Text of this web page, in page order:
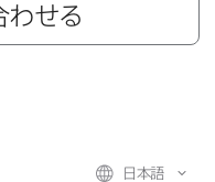
わせる
日本語